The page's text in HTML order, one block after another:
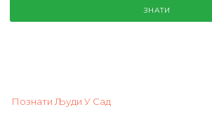
ЗНАТИ
Познати Људи У Сад